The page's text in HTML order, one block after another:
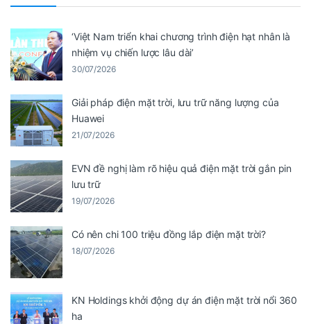
‘Việt Nam triển khai chương trình điện hạt nhân là
nhiệm vụ chiến lược lâu dài’
30/07/2026
Giải pháp điện mặt trời, lưu trữ năng lượng của
Huawei
21/07/2026
EVN đề nghị làm rõ hiệu quả điện mặt trời gắn pin
lưu trữ
19/07/2026
Có nên chi 100 triệu đồng lắp điện mặt trời?
18/07/2026
KN Holdings khởi động dự án điện mặt trời nổi 360
ha